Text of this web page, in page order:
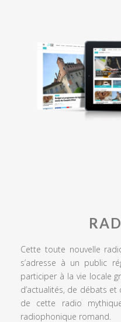
Cette toute nouvelle
s’adresse à un public
participer à la vie locale
d’actualités, de débats
de cette radio
radiophonique romand.